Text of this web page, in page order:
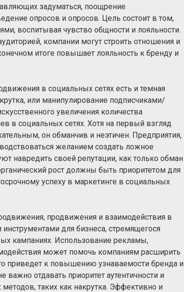
задуматься, поощрение
опросов и опросов. Цель состоит в том,
воспитывая чувство общности и лояльности.
компании могут строить отношения и
итоге повышает лояльность к бренду и
в социальных сетях есть и темная
или манипулирование подписчиками/
увеличения количества
в социальных сетях. Хотя на первый взгляд
он обманчив и неэтичен. Предприятия,
желанием создать ложное
навредить своей репутации, как только обман
рост должны быть приоритетом для
успеху в маркетинге в социальных
продвижения и взаимодействия в
для бизнеса, стремящегося
кампаниях. Использование рекламы,
может помочь компаниям расширить
приведет к повышению узнаваемости бренда и
отдавать приоритет аутентичности и
таких как накрутка. Эффективно и